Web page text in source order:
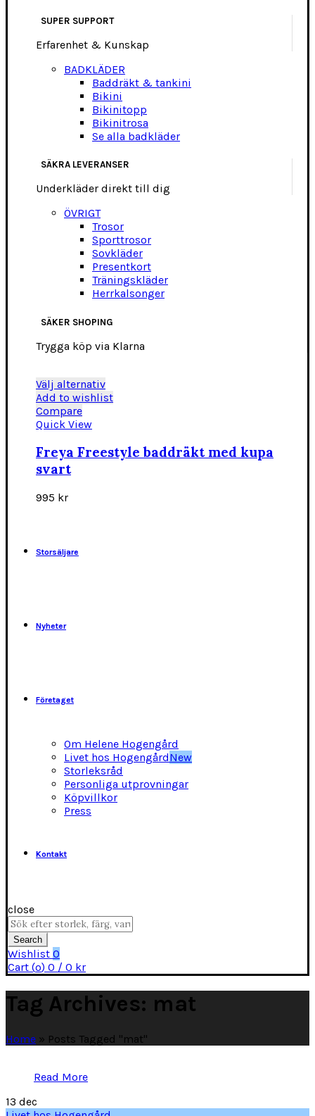
SUPER SUPPORT
Erfarenhet & Kunskap
BADKLÄDER
Baddräkt & tankini
Bikini
Bikinitopp
Bikinitrosa
Se alla badkläder
SÄKRA LEVERANSER
Underkläder direkt till dig
ÖVRIGT
Trosor
Sporttrosor
Sovkläder
Presentkort
Träningskläder
Herrkalsonger
SÄKER SHOPING
Trygga köp via Klarna
Välj alternativDen
här
varianter.
Add to wishlist
Compare
Quick View
Freya Freestyle baddräkt med kupa
svart
995 kr
Storsäljare
Nyheter
Företaget
Om Helene Hogengård
Livet hos HogengårdNew
Storleksråd
Personliga utprovningar
Köpvillkor
Press
Kontakt
close
Search
for:
Search
Wishlist 0
Cart (o) 0 / 0 kr
Tag Archives: mat
Home » Posts Tagged "mat"
Read More
13 dec